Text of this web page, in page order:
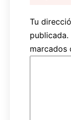
Tu
publicada.
marcados